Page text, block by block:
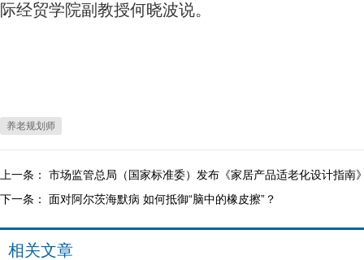
际经贸学院副教授何晓波说。
养老规划师
上一条： 市场监管总局（国家标准委）发布《家居产品适老化设计指南
下一条： 面对阿尔茨海默病 如何抵御“脑中的橡皮擦”？
相关文章